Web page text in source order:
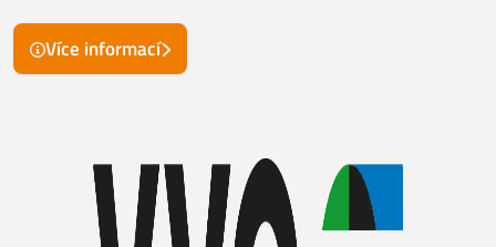
Více informací